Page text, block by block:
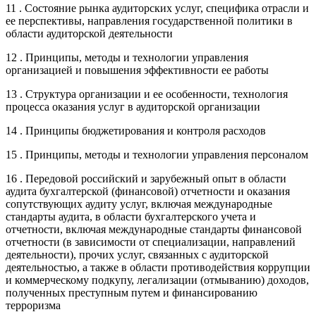
11 . Состояние рынка аудиторских услуг, специфика отрасли и
ее перспективы, направления государственной политики в
области аудиторской деятельности
12 . Принципы, методы и технологии управления
организацией и повышения эффективности ее работы
13 . Структура организации и ее особенности, технология
процесса оказания услуг в аудиторской организации
14 . Принципы бюджетирования и контроля расходов
15 . Принципы, методы и технологии управления персоналом
16 . Передовой российский и зарубежный опыт в области
аудита бухгалтерской (финансовой) отчетности и оказания
сопутствующих аудиту услуг, включая международные
стандарты аудита, в области бухгалтерского учета и
отчетности, включая международные стандарты финансовой
отчетности (в зависимости от специализации, направлений
деятельности), прочих услуг, связанных с аудиторской
деятельностью, а также в области противодействия коррупции
и коммерческому подкупу, легализации (отмыванию) доходов,
полученных преступным путем и финансированию
терроризма